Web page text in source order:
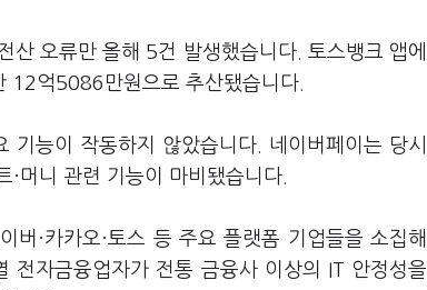
오류만 올해 5건 발생했습니다. 토스뱅크 앱에
12억5086만원으로 추산됐습니다.
능이 작동하지 않았습니다. 네이버페이는 당시
머니 관련 기능이 마비됐습니다.
버·카카오·토스 등 주요 플랫폼 기업들을 소집해
전자금융업자가 전통 금융사 이상의 IT 안정성을